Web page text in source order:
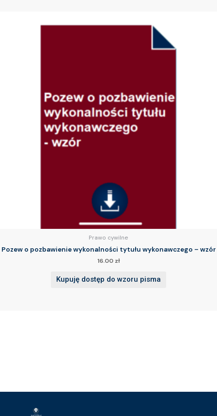
Prawo cywilne
Pozew o pozbawienie wykonalności tytułu wykonawczego – wzór
16.00 zł
Kupuję dostęp do wzoru pisma